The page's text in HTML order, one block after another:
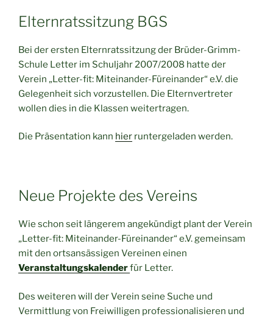
Elternratssitzung BGS
Bei der ersten Elternratssitzung der Brüder-Grimm-
Schule Letter im Schuljahr 2007/2008 hatte der
Verein „Letter-fit: Miteinander-Füreinander“ e.V. die
Gelegenheit sich vorzustellen. Die Elternvertreter
wollen dies in die Klassen weitertragen.
Die Präsentation kann hier runtergeladen werden.
Neue Projekte des Vereins
Wie schon seit längerem angekündigt plant der Verein
„Letter-fit: Miteinander-Füreinander“ e.V. gemeinsam
mit den ortsansässigen Vereinen einen
Veranstaltungskalenderfür Letter.
Des weiteren will der Verein seine Suche und
Vermittlung von Freiwilligen professionalisieren und